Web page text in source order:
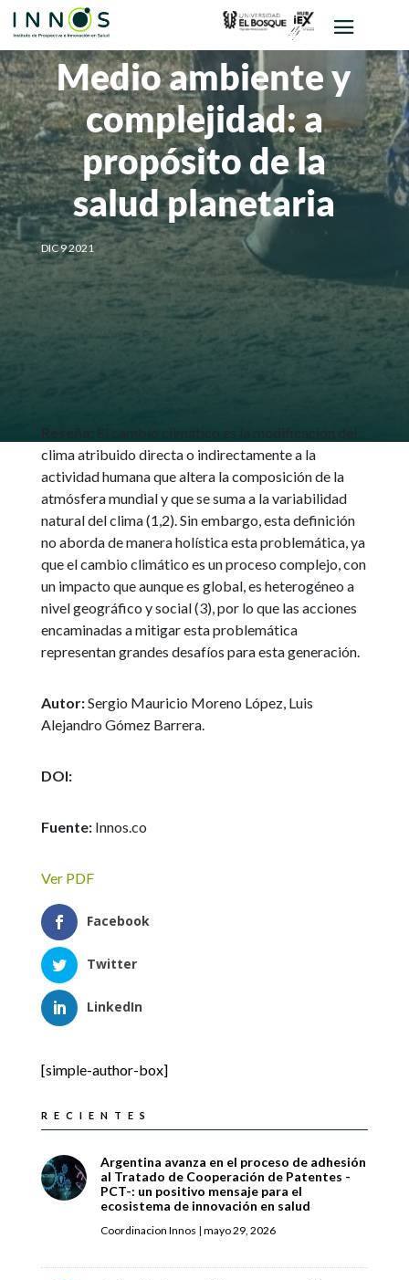
Medio ambiente y
complejidad: a
propósito de la
salud planetaria
DIC 9 2021
clima atribuido directa o indirectamente a la
actividad humana que altera la composición de la
atmósfera mundial y que se suma a la variabilidad
natural del clima (1,2). Sin embargo, esta definición
no aborda de manera holística esta problemática, ya
que el cambio climático es un proceso complejo, con
un impacto que aunque es global, es heterogéneo a
nivel geográfico y social (3), por lo que las acciones
encaminadas a mitigar esta problemática
representan grandes desafíos para esta generación.
Autor:Sergio Mauricio Moreno López, Luis
Alejandro Gómez Barrera.
DOI:
Fuente: Innos.co
Ver PDF
Facebook
Twitter
LinkedIn
[simple-author-box]
RECIENTES
Argentina avanza en el proceso de adhesión
al Tratado de Cooperación de Patentes -
PCT-: un positivo mensaje para el
ecosistema de innovación en salud
Coordinacion Innos | mayo 29, 2026